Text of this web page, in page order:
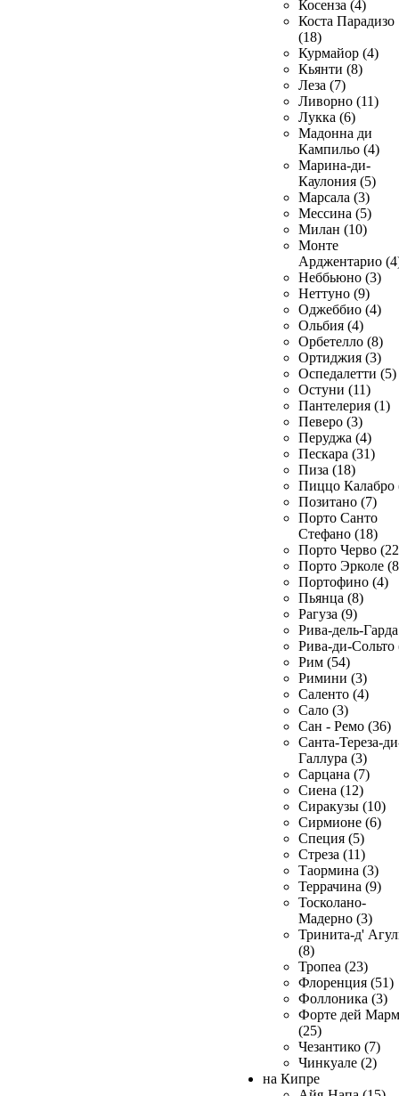
Косенза (4)
Коста Парадизо
(18)
Курмайор (4)
Кьянти (8)
Леза (7)
Ливорно (11)
Лукка (6)
Мадонна ди
Кампильо (4)
Марина-ди-
Каулония (5)
Марсала (3)
Мессина (5)
Милан (10)
Монте
Арджентарио
Неббьюно (3)
Неттуно (9)
Оджеббио (4)
Ольбия (4)
Орбетелло (8)
Ортиджия (3)
Оспедалетти (5)
Остуни (11)
Пантелерия (1)
Певеро (3)
Перуджа (4)
Пескара (31)
Пиза (18)
Пиццо Калабро
Позитано (7)
Порто Санто
Стефано (18)
Порто Черво
Порто Эрколе
Портофино (4)
Пьянца (8)
Рагуза (9)
Рива-дель-
Рива-ди-Сольто
Рим (54)
Римини (3)
Саленто (4)
Сало (3)
Сан - Ремо (36)
Санта-Тереза-
Галлура (3)
Сарцана (7)
Сиена (12)
Сиракузы (10)
Сирмионе (6)
Специя (5)
Стреза (11)
Таормина (3)
Террачина (9)
Тосколано-
Мадерно (3)
Тринита-д'
(8)
Тропеа (23)
Флоренция (51)
Фоллоника (3)
Форте дей
(25)
Чезантико (7)
Чинкуале (2)
на Кипре